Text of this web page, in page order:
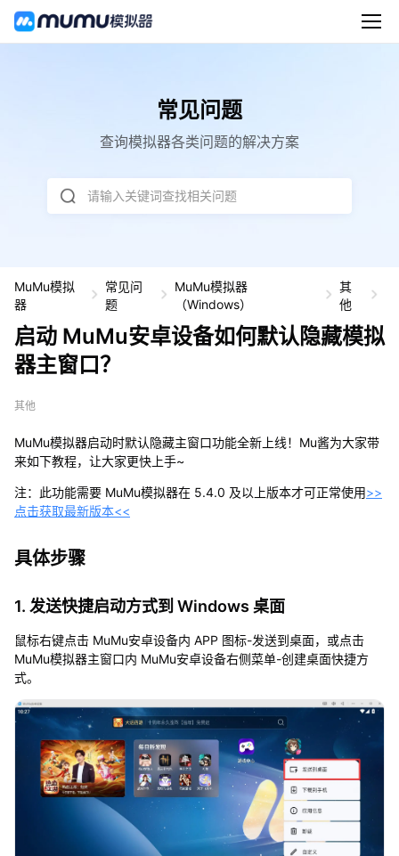
常见问题
查询模拟器各类问题的解决方案
请输入关键词查找相关问题
MuMu模拟
器
常见问
题
MuMu模拟器
（Windows）
其
他
u
启动 MuMu安卓设备如何默认隐藏模拟
器主窗口？
其他
MuMu模拟器启动时默认隐藏主窗口功能全新上线！Mu酱为大家带
来如下教程，让大家更快上手~
注：此功能需要 MuMu模拟器在 5.4.0 及以上版本才可正常使用>>
点击获取最新版本<<
具体步骤
1. 发送快捷启动方式到 Windows 桌面
鼠标右键点击 MuMu安卓设备内 APP 图标-发送到桌面，或点击
MuMu模拟器主窗口内 MuMu安卓设备右侧菜单-创建桌面快捷方
式。